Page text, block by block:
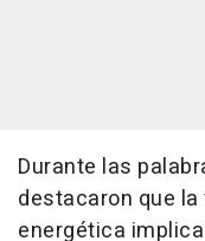
Durante las
destacaron que
energética